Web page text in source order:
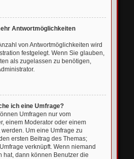
Antwortmöglichkeiten
von Antwortmöglichkeiten wird
festgelegt. Wenn Sie glauben,
als zugelassen zu benötigen,
ich eine Umfrage?
Umfragen nur vom
einem Moderator oder einem
Um eine Umfrage zu
ersten Beitrag des Themas;
verknüpft. Wenn niemand
hat, dann können Benutzer die